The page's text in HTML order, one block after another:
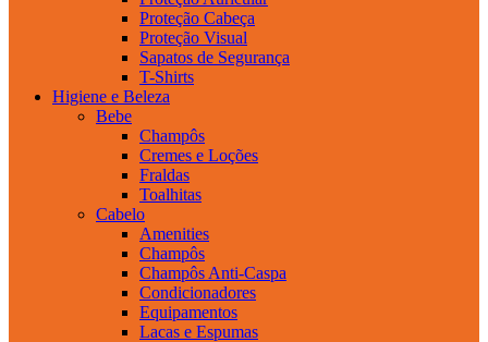
Proteção Cabeça
Proteção Visual
Sapatos de Segurança
T-Shirts
Higiene e Beleza
Bebe
Champôs
Cremes e Loções
Fraldas
Toalhitas
Cabelo
Amenities
Champôs
Champôs Anti-Caspa
Condicionadores
Equipamentos
Lacas e Espumas